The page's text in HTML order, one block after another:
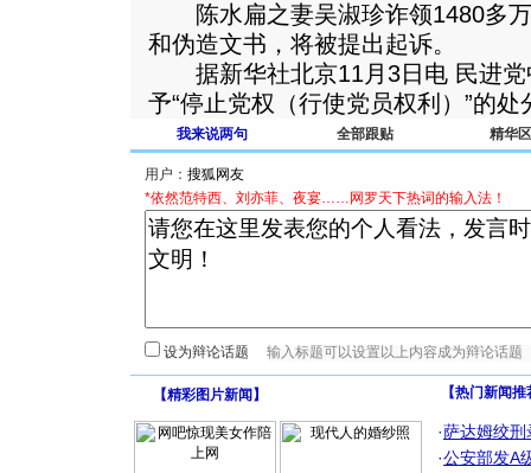
陈水扁之妻吴淑珍诈领1480多万
和伪造文书，将被提出起诉。
据新华社北京11月3日电 民进党
予“停止党权（行使党员权利）”的处
我来说两句 全部跟贴 精华区
用户：
*依然范特西、刘亦菲、夜宴……网罗天下热词的输入法！
设为辩论话题
【精彩图片新闻 】 【热门新闻
·萨达姆绞刑
·公安部发A